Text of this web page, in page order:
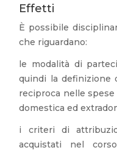
Effetti
È possibile
che riguardano:
le modalità di
quindi la definizione
reciproca nelle
domestica ed
i criteri di
acquistati nel